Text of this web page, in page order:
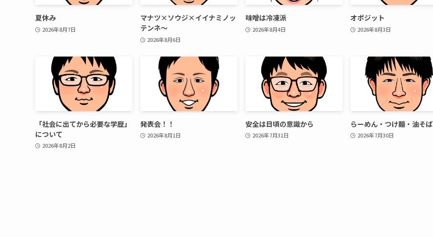
夏休み
2026年8月7日
マナツ×ソウジ×イイナミノッ
テンネ～
2026年8月6日
味噌は冷凍派
2026年8月4日
オポジット
2026年8月3日
「社会に出てから必要な学歴」
について
2026年8月2日
発表会！！
2026年8月1日
安全は日頃の意識から
2026年7月31日
らーめん・つけ麵・油そば
2026年7月30日